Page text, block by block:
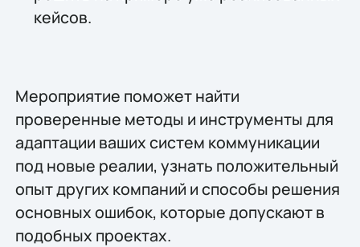
кейсов.
Мероприятие поможет найти
проверенные методы и инструменты для
адаптации ваших систем коммуникации
под новые реалии, узнать положительный
опыт других компаний и способы решения
основных ошибок, которые допускают в
подобных проектах.